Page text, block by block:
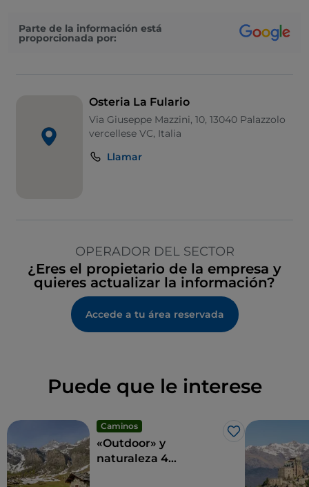
Parte de la información está
proporcionada por:
Osteria La Fulario
Via Giuseppe Mazzini, 10, 13040 Palazzolo
vercellese VC, Italia
Llamar
OPERADOR DEL SECTOR
¿Eres el propietario de la empresa y
quieres actualizar la información?
Accede a tu área reservada
Puede que le interese
Caminos
Me gusta
«Outdoor» y
naturaleza 4